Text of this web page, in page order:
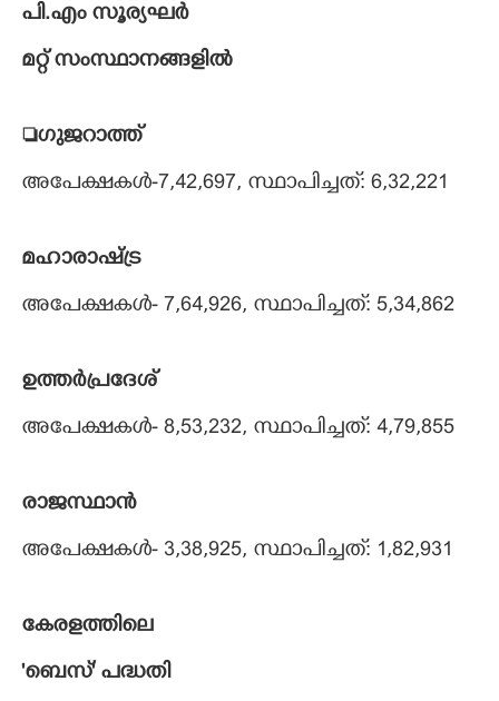
പി.എം സൂര്യഘർ
മറ്റ് സംസ്ഥാനങ്ങളിൽ
ഗുജറാത്ത്
അപേക്ഷകൾ-7,42,697, സ്ഥാപിച്ചത്: 6,32,221
മഹാരാഷ്ട്ര
അപേക്ഷകൾ- 7,64,926, സ്ഥാപിച്ചത്: 5,34,862
ഉത്തർപ്രദേശ്
അപേക്ഷകൾ- 8,53,232, സ്ഥാപിച്ചത്: 4,79,855
രാജസ്ഥാൻ
അപേക്ഷകൾ- 3,38,925, സ്ഥാപിച്ചത്: 1,82,931
കേരളത്തിലെ
'ബെസ്' പദ്ധതി